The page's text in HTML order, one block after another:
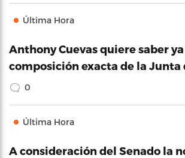
Última Hora
Anthony Cuevas quiere saber
composición exacta de la Junta
0
Última Hora
A consideración del Senado la